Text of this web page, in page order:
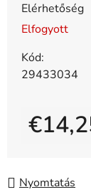
Elérhetőség
Elfogyott
Kód:
29433034
Nyomtatás